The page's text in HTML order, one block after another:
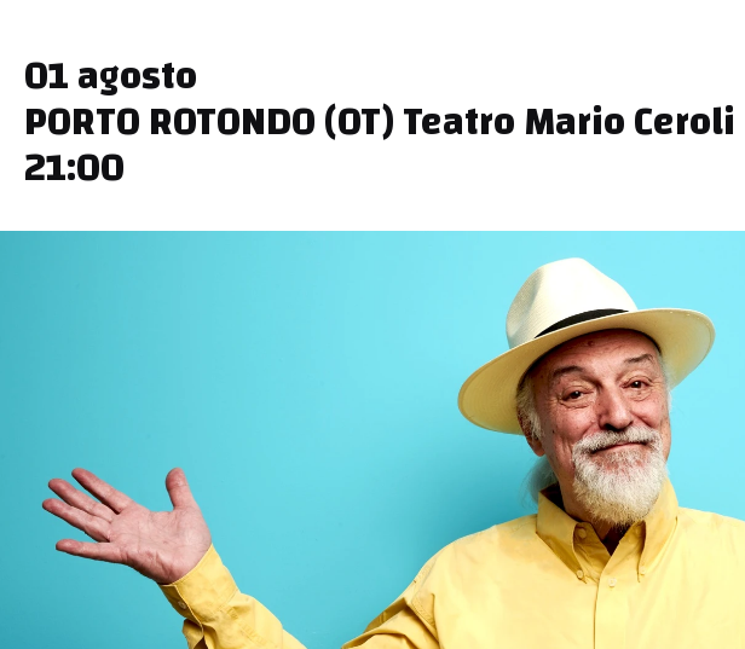
01 agosto
PORTO ROTONDO (OT) Teatro Mario Ceroli
21:00